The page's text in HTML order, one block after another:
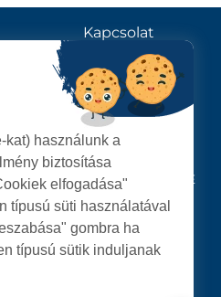
VÉDELME
HIVATAL
CORP M, 440026 SATU MARE
Kapcsolat
KÖVESSENEK
kat) használunk a
biztosítása
elfogadása"
típusú süti használatával
gombra ha
típusú sütik induljanak